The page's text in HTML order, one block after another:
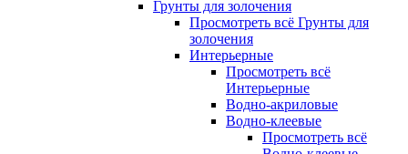
Грунты для золочения
Просмотреть всё Грунты для
золочения
Интерьерные
Просмотреть всё
Интерьерные
Водно-акриловые
Водно-клеевые
Просмотреть всё